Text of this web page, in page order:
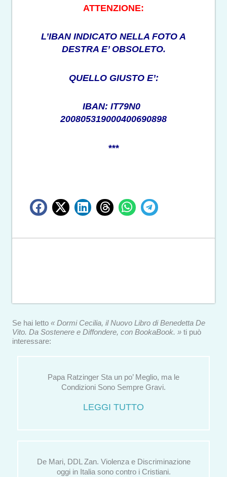
ATTENZIONE:
L’IBAN INDICATO NELLA FOTO A
DESTRA E’ OBSOLETO.
QUELLO GIUSTO E’:
IBAN: IT79N0
200805319000400690898
***
Se hai letto « Dormi Cecilia, il Nuovo Libro di Benedetta De
Vito. Da Sostenere e Diffondere, con BookaBook. » ti può
interessare:
Papa Ratzinger Sta un po’ Meglio, ma le
Condizioni Sono Sempre Gravi.
LEGGI TUTTO
De Mari, DDL Zan. Violenza e Discriminazione
oggi in Italia sono contro i Cristiani.